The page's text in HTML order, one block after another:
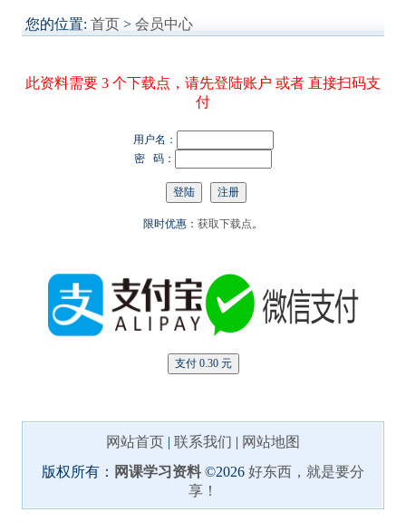
您的位置: 首页 > 会员中心
此资料需要 3 个下载点，请先登陆账户 或者 直接扫码支
付
用户名：
密 码：
限时优惠： 获取下载点。
网站首页 | 联系我们 | 网站地图
版权所有： 网课学习资料©2026 好东西，就是要分
享！